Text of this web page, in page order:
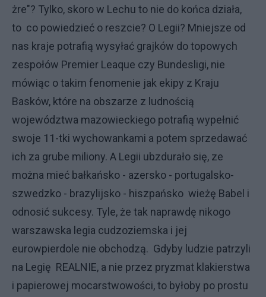
żre"? Tylko, skoro w Lechu to nie do końca działa,
to co powiedzieć o reszcie? O Legii? Mniejsze od
nas kraje potrafią wysyłać grajków do topowych
zespołów Premier Leaque czy Bundesligi, nie
mówiąc o takim fenomenie jak ekipy z Kraju
Basków, które na obszarze z ludnością
województwa mazowieckiego potrafią wypełnić
swoje 11-tki wychowankami a potem sprzedawać
ich za grube miliony. A Legii ubzdurało się, ze
można mieć bałkańsko - azersko - portugalsko-
szwedzko - brazylijsko - hiszpańsko wieżę Babel i
odnosić sukcesy. Tyle, że tak naprawdę nikogo
warszawska legia cudzoziemska i jej
eurowpierdole nie obchodzą. Gdyby ludzie patrzyli
na Legię REALNIE, a nie przez pryzmat klakierstwa
i papierowej mocarstwowości, to byłoby po prostu